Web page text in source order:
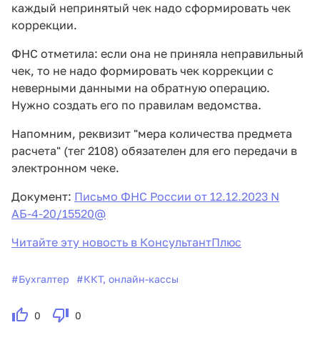
каждый непринятый чек надо сформировать чек
коррекции.
ФНС отметила: если она не приняла неправильный
чек, то не надо формировать чек коррекции с
неверными данными на обратную операцию.
Нужно создать его по правилам ведомства.
Напомним, реквизит "мера количества предмета
расчета" (тег 2108) обязателен для его передачи в
электронном чеке.
Документ: Письмо ФНС России от 12.12.2023 N
АБ-4-20/15520@
Читайте эту новость в КонсультантПлюс
#Бухгалтер #ККТ, онлайн-кассы
0 0